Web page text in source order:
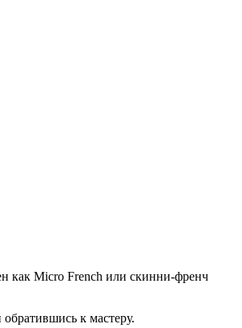
как Micro French или скинни-френч
к мастеру.